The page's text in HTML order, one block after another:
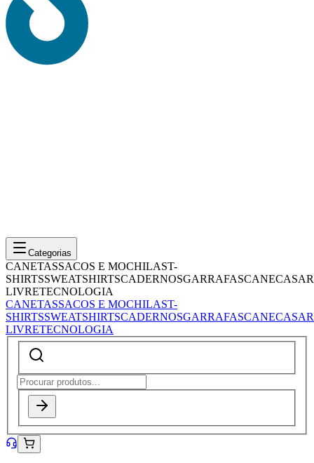
Categorias
CANETASSACOS E MOCHILAST-
SHIRTSSWEATSHIRTSCADERNOSGARRAFASCANECASAR
LIVRETECNOLOGIA
CANETASSACOS E MOCHILAST-
SHIRTSSWEATSHIRTSCADERNOSGARRAFASCANECASAR
LIVRETECNOLOGIA